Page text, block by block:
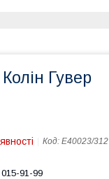
Колін Гувер
Код: Е40023/312
91-99